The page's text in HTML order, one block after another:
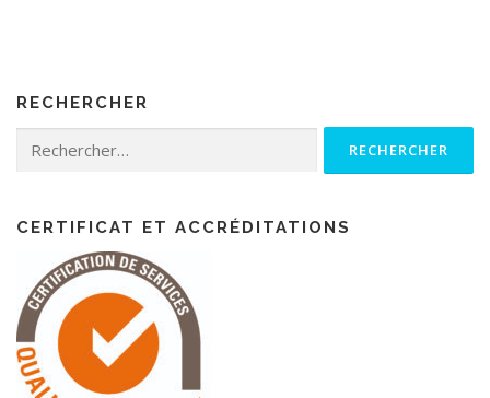
RECHERCHER
CERTIFICAT ET ACCRÉDITATIONS